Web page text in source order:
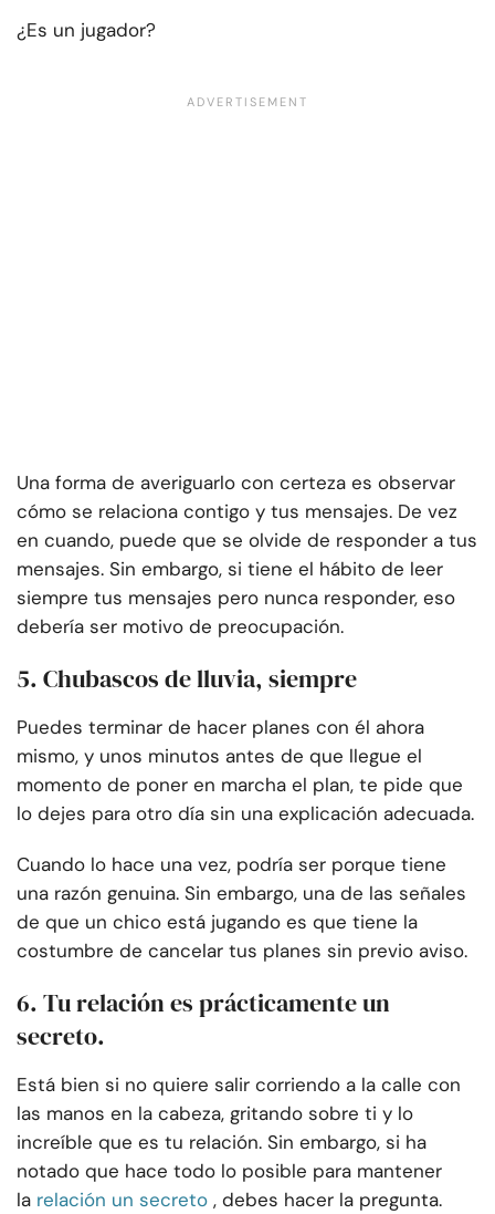
¿Es un jugador?
Una forma de averiguarlo con certeza es observar
cómo se relaciona contigo y tus mensajes. De vez
en cuando, puede que se olvide de responder a tus
mensajes. Sin embargo, si tiene el hábito de leer
siempre tus mensajes pero nunca responder, eso
debería ser motivo de preocupación.
5. Chubascos de lluvia, siempre
Puedes terminar de hacer planes con él ahora
mismo, y unos minutos antes de que llegue el
momento de poner en marcha el plan, te pide que
lo dejes para otro día sin una explicación adecuada.
Cuando lo hace una vez, podría ser porque tiene
una razón genuina. Sin embargo, una de las señales
de que un chico está jugando es que tiene la
costumbre de cancelar tus planes sin previo aviso.
6. Tu relación es prácticamente un
secreto.
Está bien si no quiere salir corriendo a la calle con
las manos en la cabeza, gritando sobre ti y lo
increíble que es tu relación. Sin embargo, si ha
notado que hace todo lo posible para mantener
la relación un secreto , debes hacer la pregunta.